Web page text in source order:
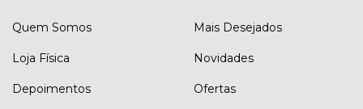
Quem Somos
Loja Física
Depoimentos
Mais Desejados
Novidades
Ofertas